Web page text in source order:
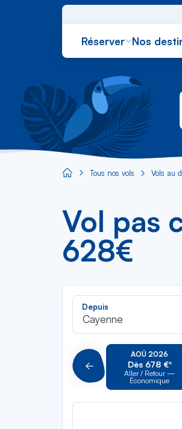
Réserver Nos
Aircaraibes.com
Tous nos vols Vols au
Vol pas
628€
Depuis
Cayenne
Précédent
AOÛ 2026
Dès 678 €*
Aller / Retour —
Économique